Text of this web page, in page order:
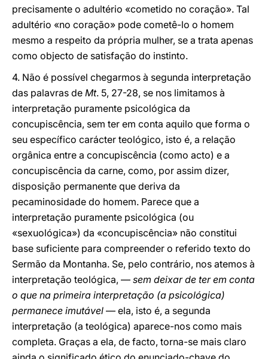
precisamente o adultério «cometido no coração». Tal
adultério «no coração» pode cometê-lo o homem
mesmo a respeito da própria mulher, se a trata apenas
como objecto de satisfação do instinto.
4. Não é possível chegarmos à segunda interpretação
das palavras de Mt. 5, 27-28, se nos limitamos à
interpretação puramente psicológica da
concupiscência, sem ter em conta aquilo que forma o
seu específico carácter teológico, isto é, a relação
orgânica entre a concupiscência (como acto) e a
concupiscência da carne, como, por assim dizer,
disposição permanente que deriva da
pecaminosidade do homem. Parece que a
interpretação puramente psicológica (ou
«sexuológica») da «concupiscência» não constitui
base suficiente para compreender o referido texto do
Sermão da Montanha. Se, pelo contrário, nos atemos à
interpretação teológica, — sem deixar de ter em conta
o que na primeira interpretação (a psicológica)
permanece imutável — ela, isto é, a segunda
interpretação (a teológica) aparece-nos como mais
completa. Graças a ela, de facto, torna-se mais claro